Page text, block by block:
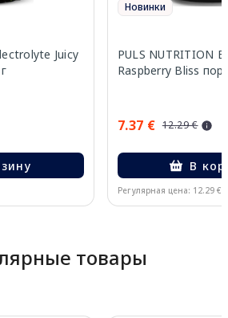
Juicy
Новинки
PULS NUTRITION
Raspberry Bliss
7.37 € 12.29 €
В
Регулярная цена: 12.29 €
товары